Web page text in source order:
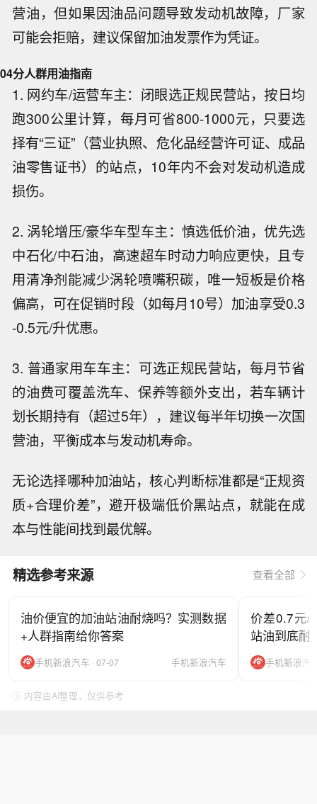
营油，但如果因油品问题导致发动机故障，厂家
可能会拒赔，建议保留加油发票作为凭证。
04分人群用油指南
1. 网约车/运营车主：闭眼选正规民营站，按日均
跑300公里计算，每月可省800-1000元，只要选
择有“三证”（营业执照、危化品经营许可证、成品
油零售证书）的站点，10年内不会对发动机造成
损伤。
2. 涡轮增压/豪华车型车主：慎选低价油，优先选
中石化/中石油，高速超车时动力响应更快，且专
用清净剂能减少涡轮喷嘴积碳，唯一短板是价格
偏高，可在促销时段（如每月10号）加油享受0.3
-0.5元/升优惠。
3. 普通家用车车主：可选正规民营站，每月节省
的油费可覆盖洗车、保养等额外支出，若车辆计
划长期持有（超过5年），建议每半年切换一次国
营油，平衡成本与发动机寿命。
无论选择哪种加油站，核心判断标准都是“正规资
质+合理价差”，避开极端低价黑站点，就能在成
本与性能间找到最优解。
精选参考来源 查看全部
油价便宜的加油站油耐烧吗？实测数据
+人群指南给你答案
手机新浪汽车 · 07-07 手机新浪汽车
价差0.7元/
站油到底耐
手机新浪汽
ⓘ 内容由AI整理，仅供参考